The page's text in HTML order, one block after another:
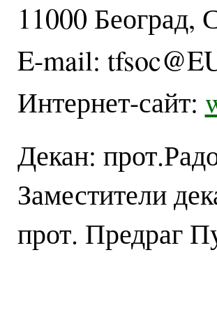
11000 Београд,
E-mail:
Интернет-сайт:
Декан:
Заместители
прот. Предраг